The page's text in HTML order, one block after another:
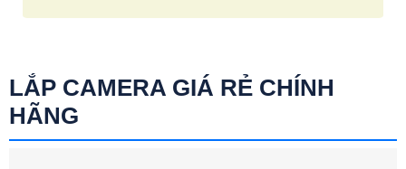
LẮP CAMERA GIÁ RẺ CHÍNH
HÃNG